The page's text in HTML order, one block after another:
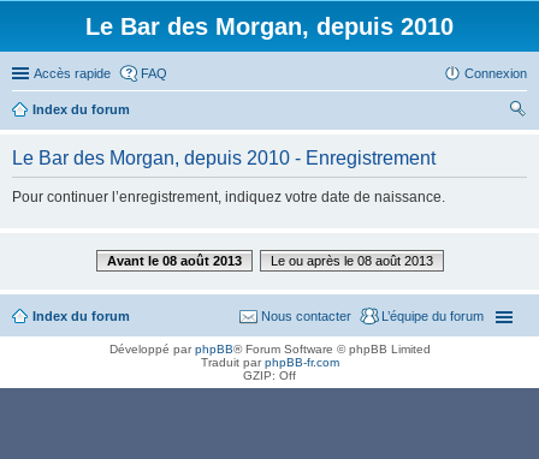
Le Bar des Morgan, depuis 2010
Accès rapide FAQ Connexion
Index du forum
Le Bar des Morgan, depuis 2010 - Enregistrement
Pour continuer l’enregistrement, indiquez votre date de naissance.
Avant le 08 août 2013 Le ou après le 08 août 2013
Index du forum L’équipe du forum
Nous contacter
Développé parphpBB® Forum Software © phpBB Limited
Traduit parphpBB-fr.com
GZIP: Off